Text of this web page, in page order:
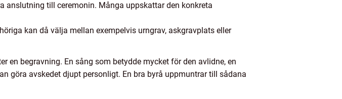
anslutning till ceremonin. Många uppskattar den konkreta
kan då välja mellan exempelvis urngrav, askgravplats eller
en begravning. En sång som betydde mycket för den avlidne, en
göra avskedet djupt personligt. En bra byrå uppmuntrar till sådana